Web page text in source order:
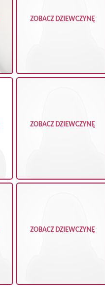
ZOBACZ DZIEWCZYNĘ
ZOBACZ DZIEWCZYNĘ
ZOBACZ DZIEWCZYNĘ